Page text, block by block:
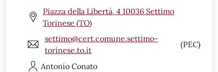
Piazza della Libertà, 4 10036 Settimo
Torinese (TO)
settimo@cert.comune.settimo-
torinese.to.it
(PEC)
Antonio Conato